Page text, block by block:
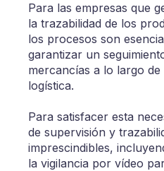
Para las empresas que
la trazabilidad de los
los procesos son
garantizar un
mercancías a lo largo de
logística.
Para satisfacer esta
de supervisión y
imprescindibles,
la vigilancia por vídeo